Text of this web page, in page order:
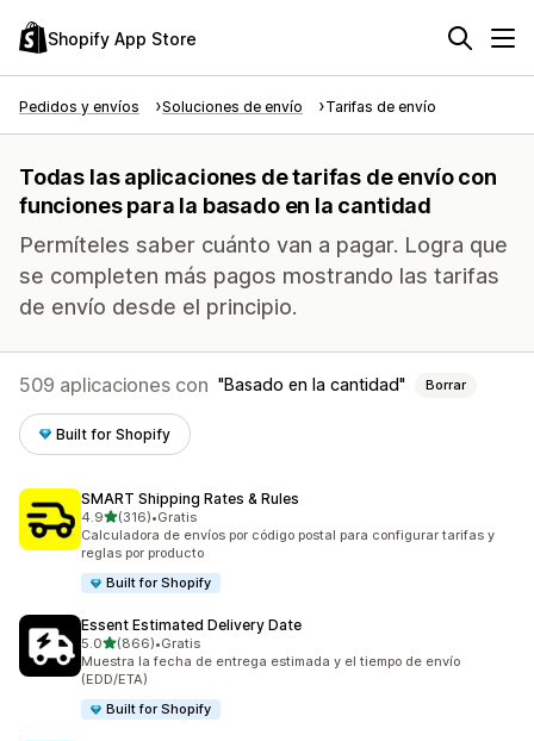
Shopify App Store
Pedidos y envíos Soluciones de envío Tarifas de envío
Todas las aplicaciones de tarifas de envío con
funciones para la basado en la cantidad
Permíteles saber cuánto van a pagar. Logra que
se completen más pagos mostrando las tarifas
de envío desde el principio.
509 aplicaciones con Basado en la cantidad Borrar
Built for Shopify
SMART Shipping Rates & Rules
4.9de 5 estrellas
(316)
316 reseñas en total
•Gratis
Calculadora de envíos por código postal para configurar tarifas y
reglas por producto
Built for Shopify
Essent Estimated Delivery Date
5.0de 5 estrellas
(866)
866 reseñas en total
•Gratis
Muestra la fecha de entrega estimada y el tiempo de envío
(EDD/ETA)
Built for Shopify